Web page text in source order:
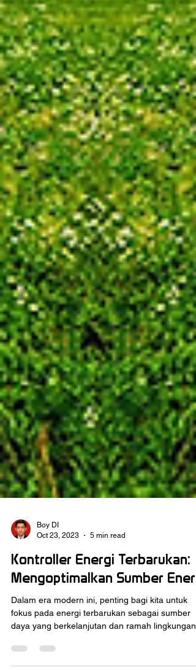
Oct 23, 2023
5 min read
Kontroller Energi Terbarukan:
Mengoptimalkan Sumber
Dalam era modern ini, penting bagi kita untuk
fokus pada energi terbarukan sebagai sumber
daya yang berkelanjutan dan ramah